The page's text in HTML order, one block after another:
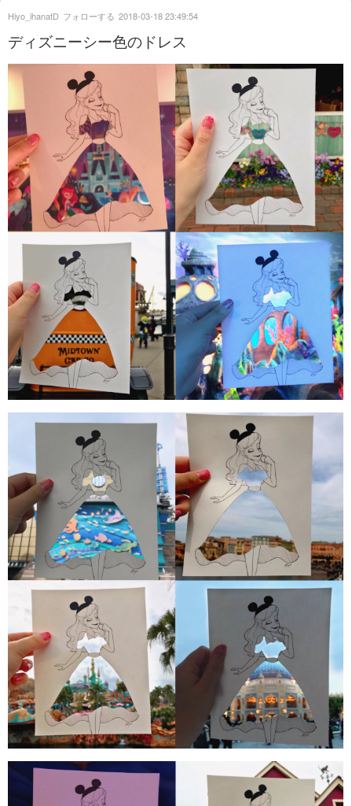
ディズニーシー色のドレス
Hiyo_ihanatD フォローする 2018-03-18 23:49:54